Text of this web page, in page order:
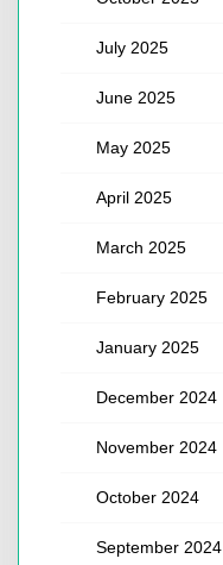
July 2025
June 2025
May 2025
April 2025
March 2025
February 2025
January 2025
December 2024
November 2024
October 2024
September 2024